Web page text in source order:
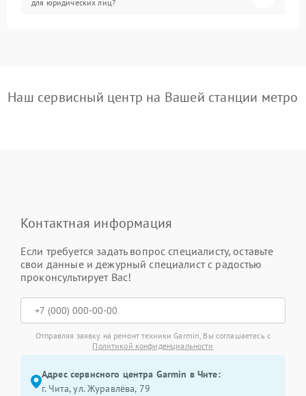
для юридических лиц?
Наш сервисный центр на Вашей станции метро
Контактная информация
Если требуется задать вопрос специалисту, оставьте
свои данные и дежурный специалист с радостью
проконсультирует Вас!
Отправляя заявку на ремонт техники Garmin, Вы соглашаетесь с
Политикой конфиденциальности
Адрес сервисного центра Garmin в Чите:
г. Чита, ул. Журавлёва, 79